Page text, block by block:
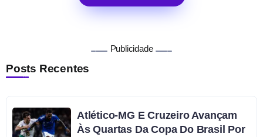
Publicidade
Posts Recentes
Atlético-MG E Cruzeiro Avançam
Às Quartas Da Copa Do Brasil Por